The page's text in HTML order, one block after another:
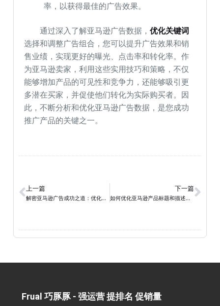
率，以获得最佳的广告效果。
通过深入了解亚马逊广告数据，优化关键词
选择和调整广告组合，您可以提升广告效果和销
售业绩，实现更好的曝光、点击率和转化率。作
为亚马逊卖家，利用这些实用技巧和策略，不仅
能够增加产品的可见性和竞争力，还能够吸引更
多潜在买家，并促使他们转化为实际购买者。因
此，不断分析和优化亚马逊广告数据，是您成功
推广产品的关键之一。
上一篇
解密亚马逊广告成功之道：优化投资，提升转化与效益
下一篇
如何优化亚马逊产品标题和描述：实用指南和关键技巧
Frual 巧豚豚 - 强运营 提排名 促销量​